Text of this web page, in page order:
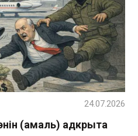
(амаль) адкрыта
24.07.2026